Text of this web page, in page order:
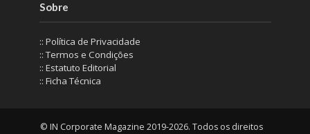
Sobre
:: Política de Privacidade
:: Termos e Condições
:: Estatuto Editorial
:: Ficha Técnica
© IN Corporate Magazine 2019-2026. Todos os direitos